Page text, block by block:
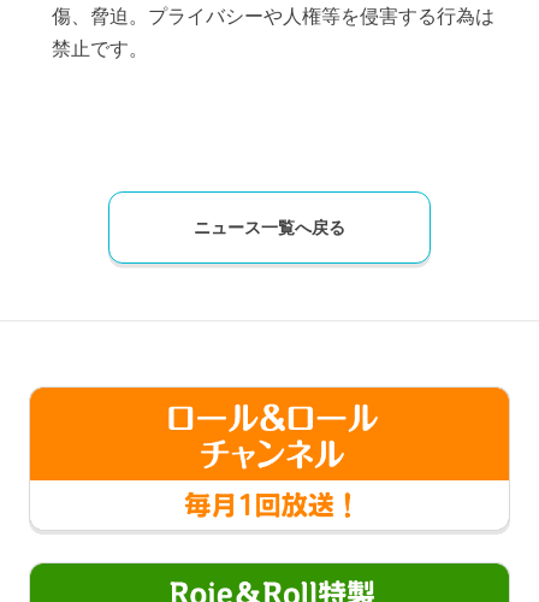
傷、脅迫。プライバシーや人権等を侵害する行為は
禁止です。
ニュース一覧へ戻る